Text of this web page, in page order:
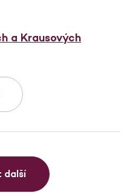
a Krausových
další